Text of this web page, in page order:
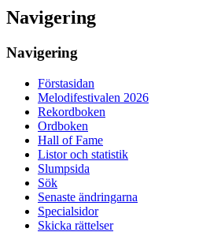
Navigering
Navigering
Förstasidan
Melodifestivalen 2026
Rekordboken
Ordboken
Hall of Fame
Listor och statistik
Slumpsida
Sök
Senaste ändringarna
Specialsidor
Skicka rättelser